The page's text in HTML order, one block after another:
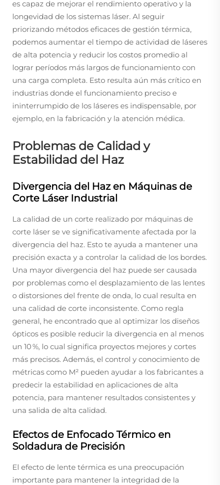
es capaz de mejorar el rendimiento operativo y la
longevidad de los sistemas láser. Al seguir
priorizando métodos eficaces de gestión térmica,
podemos aumentar el tiempo de actividad de láseres
de alta potencia y reducir los costos promedio al
lograr períodos más largos de funcionamiento con
una carga completa. Esto resulta aún más crítico en
industrias donde el funcionamiento preciso e
ininterrumpido de los láseres es indispensable, por
ejemplo, en la fabricación y la atención médica.
Problemas de Calidad y
Estabilidad del Haz
Divergencia del Haz en Máquinas de
Corte Láser Industrial
La calidad de un corte realizado por máquinas de
corte láser se ve significativamente afectada por la
divergencia del haz. Esto te ayuda a mantener una
precisión exacta y a controlar la calidad de los bordes.
Una mayor divergencia del haz puede ser causada
por problemas como el desplazamiento de las lentes
o distorsiones del frente de onda, lo cual resulta en
una calidad de corte inconsistente. Como regla
general, he encontrado que al optimizar los diseños
ópticos es posible reducir la divergencia en al menos
un 10 %, lo cual significa proyectos mejores y cortes
más precisos. Además, el control y conocimiento de
métricas como M² pueden ayudar a los fabricantes a
predecir la estabilidad en aplicaciones de alta
potencia, para mantener resultados consistentes y
una salida de alta calidad.
Efectos de Enfocado Térmico en
Soldadura de Precisión
El efecto de lente térmica es una preocupación
importante para mantener la integridad de la